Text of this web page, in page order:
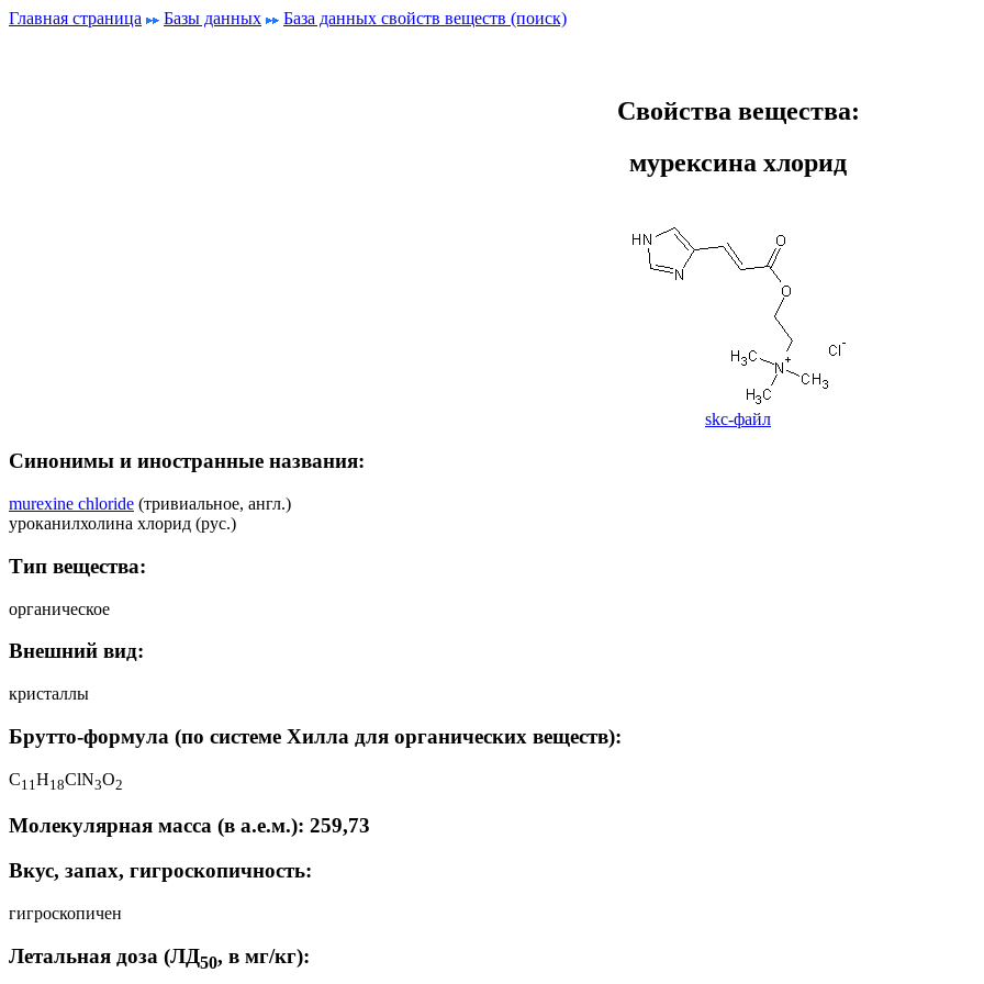
Главная страница Базы данных База данных свойств веществ (поиск)
Свойства вещества:
мурексина хлорид
skc-файл
Синонимы и иностранные названия:
murexine chloride (тривиальное, англ.)
уроканилхолина хлорид (рус.)
Тип вещества:
органическое
Внешний вид:
кристаллы
Брутто-формула (по системе Хилла для органических веществ):
C1 1 H1 8ClN3O2
Молекулярная масса (в а.е.м.): 259,73
Вкус, запах, гигроскопичность:
гигроскопичен
Летальная доза (ЛД50, в мг/кг):